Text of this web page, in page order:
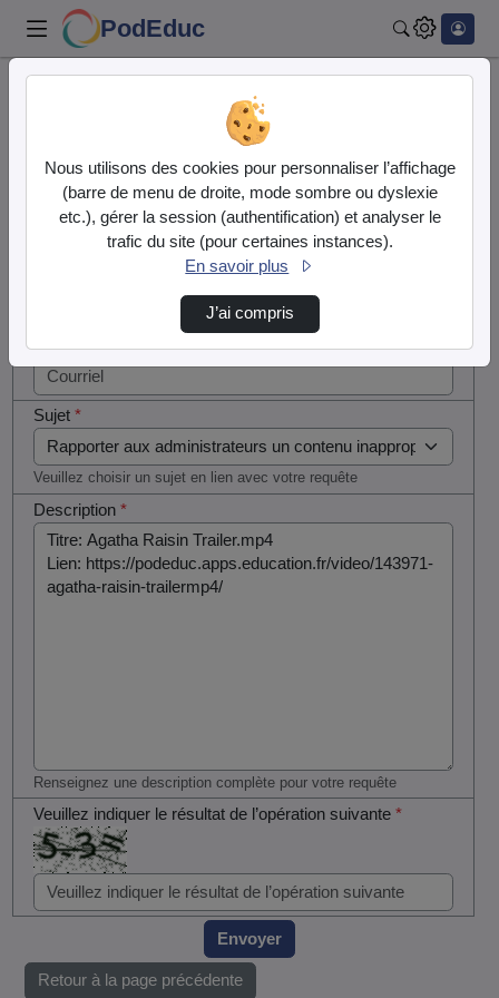
PodEduc
Contactez nous
Votre message
Courriel*
Sujet*
Veuillez choisir un sujet en lien avec votre requête
Description*
Renseignez une description complète pour votre requête
Veuillez indiquer le résultat de l’opération suivante*
si vous
êtes un
humain en
Envoyer
Retour à la page précédente
Nous utilisons des cookies pour personnaliser l’affichage
(barre de menu de droite, mode sombre ou dyslexie
etc.), gérer la session (authentification) et analyser le
trafic du site (pour certaines instances).
En savoir plus
J’ai compris